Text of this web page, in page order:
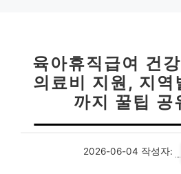
육아휴직급여 건
의료비 지원, 지역
까지 꿀팁 공
2026-06-04 작성자: